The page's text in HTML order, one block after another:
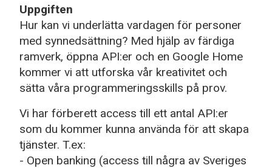
Uppgiften
Hur kan vi underlätta vardagen för personer
med synnedsättning? Med hjälp av färdiga
ramverk, öppna API:er och en Google Home
kommer vi att utforska vår kreativitet och
sätta våra programmeringsskills på prov.
Vi har förberett access till ett antal API:er
som du kommer kunna använda för att skapa
tjänster. T.ex:
- Open banking (access till några av Sveriges